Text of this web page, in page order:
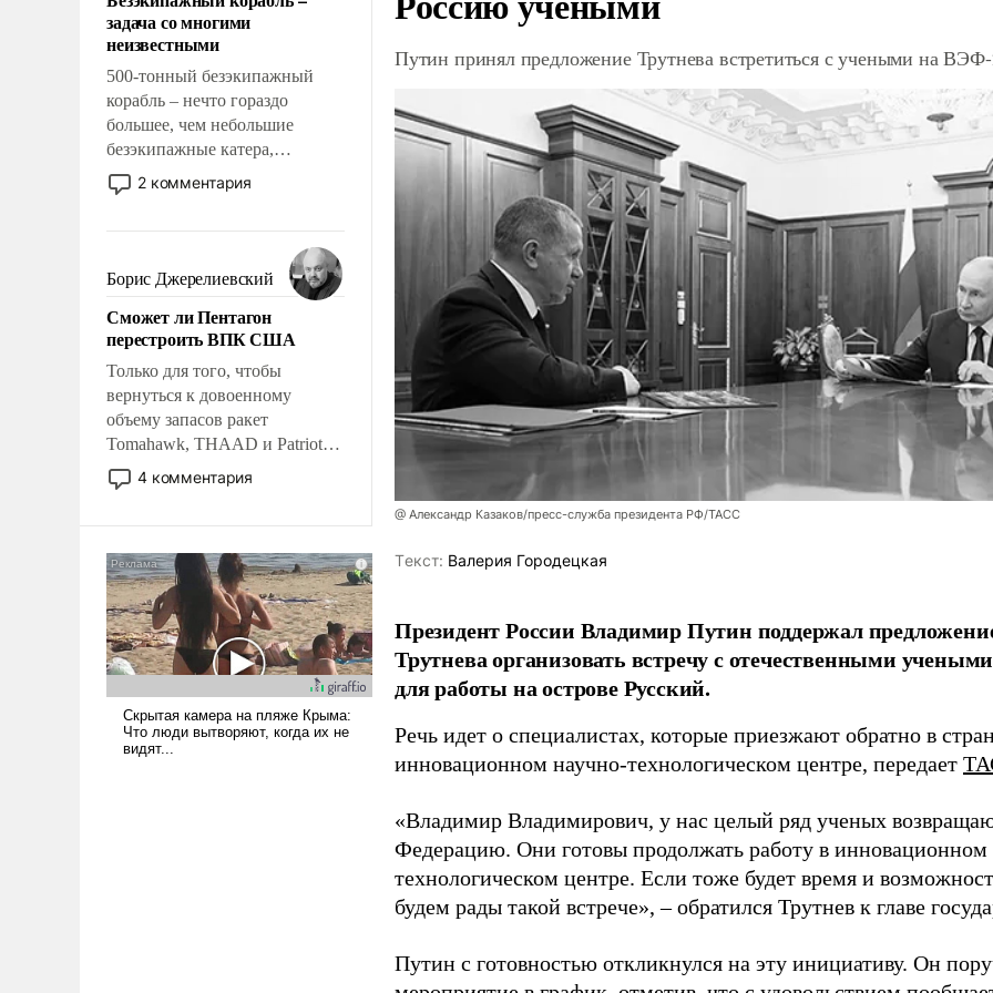
адаптироваться.
задача со многими
неизвестными
500-тонный безэкипажный
корабль – нечто гораздо
большее, чем небольшие
безэкипажные катера,
применение которых уже
стало обыденностью. Задача по
сложна и амбициозна. Однако
и ее реализация радикально
поднимет наши боевые
возможности.
2 комментария
Борис Джерелиевский
Сможет ли Пентагон
перестроить ВПК США
Только для того, чтобы
вернуться к довоенному
объему запасов ракет
Tomahawk, THAAD и Patriot
США потребуется более трех
лет. Даже небольшая война с
Сложившаяся ситуация
означает многолетний период
уязвимости США, например,
перед Китаем.
4 комментария
Путин принял предложение Трутнева встретиться с учеными на
@ Александр Казаков/пресс-служба президента РФ/ТАСС
Tекст: Валерия Городецкая
Президент России Владимир Путин поддержал
Трутнева организовать встречу с отечественными
для работы на острове Русский.
Речь идет о специалистах, которые приезжают обратно в
инновационном научно-технологическом центре, передает
«Владимир Владимирович, у нас целый ряд ученых
Федерацию. Они готовы продолжать работу в инновационном
технологическом центре. Если тоже будет время и
будем рады такой встрече», – обратился Трутнев к главе
Путин с готовностью откликнулся на эту инициативу. Он